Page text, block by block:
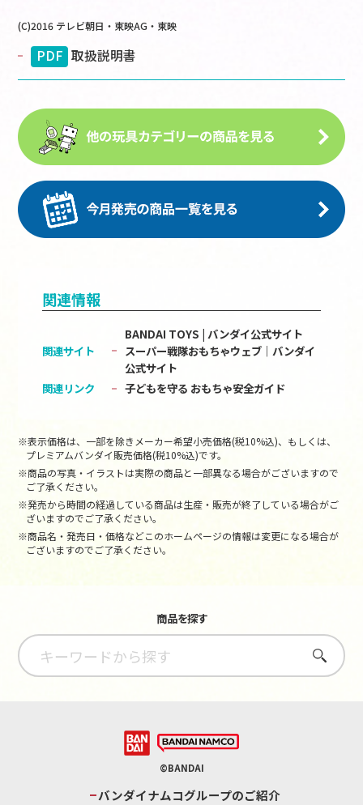
(C)2016 テレビ朝日・東映AG・東映
PDF 取扱説明書
関連情報
関連サイト
BANDAI TOYS | バンダイ公式サイト
スーパー戦隊おもちゃウェブ｜バンダイ
公式サイト
関連リンク
子どもを守る おもちゃ安全ガイド
※表示価格は、一部を除きメーカー希望小売価格(税10%込)、もしくは、
プレミアムバンダイ販売価格(税10%込)です。
※商品の写真・イラストは実際の商品と一部異なる場合がございますので
ご了承ください。
※発売から時間の経過している商品は生産・販売が終了している場合がご
ざいますのでご了承ください。
※商品名・発売日・価格などこのホームページの情報は変更になる場合が
ございますのでご了承ください。
商品を探す
さがす
©BANDAI
バンダイナムコグループのご紹介